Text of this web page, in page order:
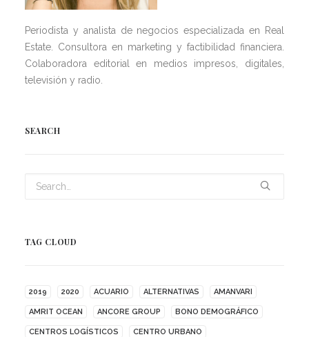
Periodista y analista de negocios especializada en Real
Estate. Consultora en marketing y factibilidad financiera.
Colaboradora editorial en medios impresos, digitales,
televisión y radio.
SEARCH
TAG CLOUD
2019 2020 ACUARIO ALTERNATIVAS AMANVARI
AMRIT OCEAN ANCORE GROUP BONO DEMOGRÁFICO
CENTROS LOGÍSTICOS CENTRO URBANO